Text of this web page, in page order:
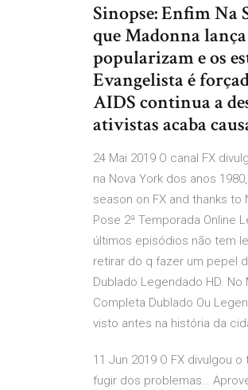
Sinopse: Enfim Na
que Madonna lança
popularizam e os
Evangelista é
AIDS continua a
ativistas acaba
24 Mai 2019 O canal FX
na Nova York dos anos
season on FX and thanks
Pose 2ª Temporada Online
últimos episódios não tem
retirar do q fazer um pepel
Dublado Legendado HD.
Completa Dublado Ou
visto antes na história da
11 Jun 2019 O FX divulgou
fugir dos problemas…